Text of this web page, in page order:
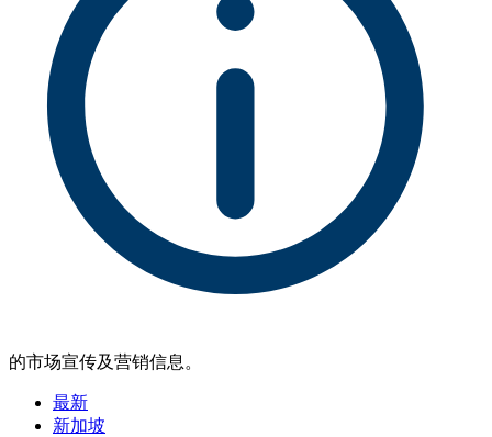
的市场宣传及营销信息。
最新
新加坡